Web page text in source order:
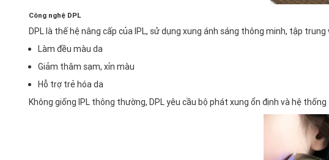
Công nghệ DPL
DPL là thế hệ nâng cấp của IPL, sử dụng xung ánh sáng thông minh, tập
Làm đều màu da
Giảm thâm sạm, xỉn màu
Hỗ trợ trẻ hóa da
Không giống IPL thông thường, DPL yêu cầu bộ phát xung ổn định và hệ